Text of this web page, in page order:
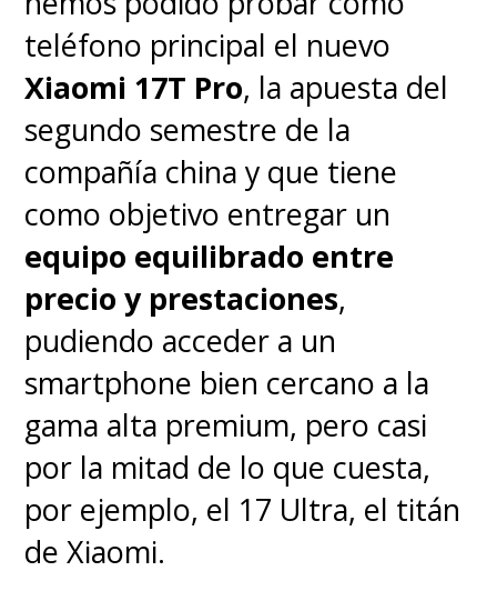
cuadro, algo que puede usarse
solo conectando el televisor a
internet.
teléfono principal el nuevo
Xiaomi 17T Pro, la apuesta del
segundo semestre de la
compañía china y que tiene
como objetivo entregar un
equipo equilibrado entre
precio y prestaciones,
pudiendo acceder a un
smartphone bien cercano a la
gama alta premium, pero casi
por la mitad de lo que cuesta,
por ejemplo, el 17 Ultra, el titán
de Xiaomi.